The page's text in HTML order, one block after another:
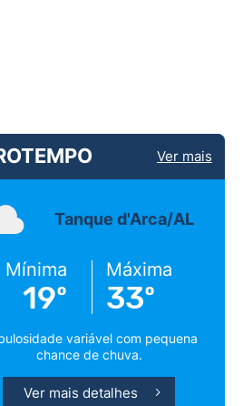
Ver mais
Tanque d'Arca/AL
Mínima
19º
Máxima
33º
variável com pequena
chance de chuva.
Ver mais detalhes